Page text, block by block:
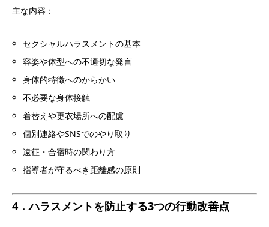
主な内容：
セクシャルハラスメントの基本
容姿や体型への不適切な発言
身体的特徴へのからかい
不必要な身体接触
着替えや更衣場所への配慮
個別連絡やSNSでのやり取り
遠征・合宿時の関わり方
指導者が守るべき距離感の原則
4．ハラスメントを防止する3つの行動改善点